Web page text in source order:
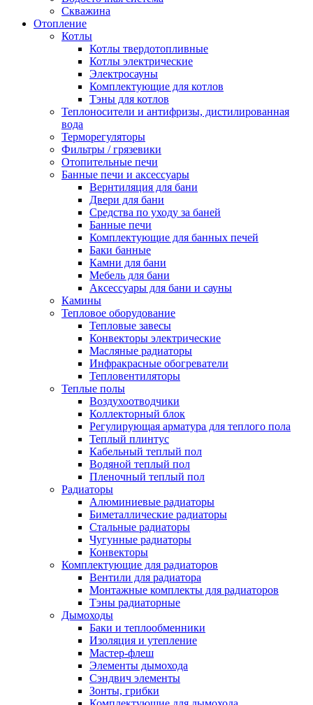
Скважина
Отопление
Котлы
Котлы твердотопливные
Котлы электрические
Электросауны
Комплектующие для котлов
Тэны для котлов
Теплоносители и антифризы, дистилированная
вода
Терморегуляторы
Фильтры / грязевики
Отопительные печи
Банные печи и аксессуары
Вернтиляция для бани
Двери для бани
Средства по уходу за баней
Банные печи
Комплектующие для банных печей
Баки банные
Камни для бани
Мебель для бани
Аксессуары для бани и сауны
Камины
Тепловое оборудование
Тепловые завесы
Конвекторы электрические
Масляные радиаторы
Инфракрасные обогреватели
Тепловентиляторы
Теплые полы
Воздухоотводчики
Коллекторный блок
Регулирующая арматура для теплого пола
Теплый плинтус
Кабельный теплый пол
Водяной теплый пол
Пленочный теплый пол
Радиаторы
Алюминиевые радиаторы
Биметаллические радиаторы
Стальные радиаторы
Чугунные радиаторы
Конвекторы
Комплектующие для радиаторов
Вентили для радиатора
Монтажные комплекты для радиаторов
Тэны радиаторные
Дымоходы
Баки и теплообменники
Изоляция и утепление
Мастер-флеш
Элементы дымохода
Сэндвич элементы
Зонты, грибки